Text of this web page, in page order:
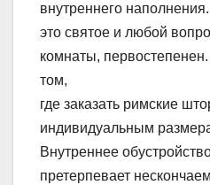
внутреннего
это святое и любой
комнаты,
том,
где заказать римские
индивидуальным
Внутреннее
претерпевает